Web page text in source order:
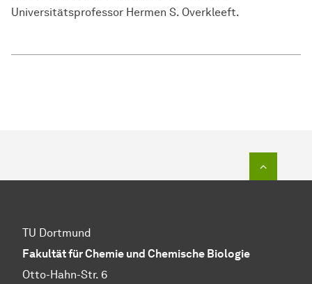
Universitätsprofessor Hermen S. Overkleeft.
TU Dortmund
Fakultät für Chemie und Chemische Biologie
Otto-Hahn-Str. 6